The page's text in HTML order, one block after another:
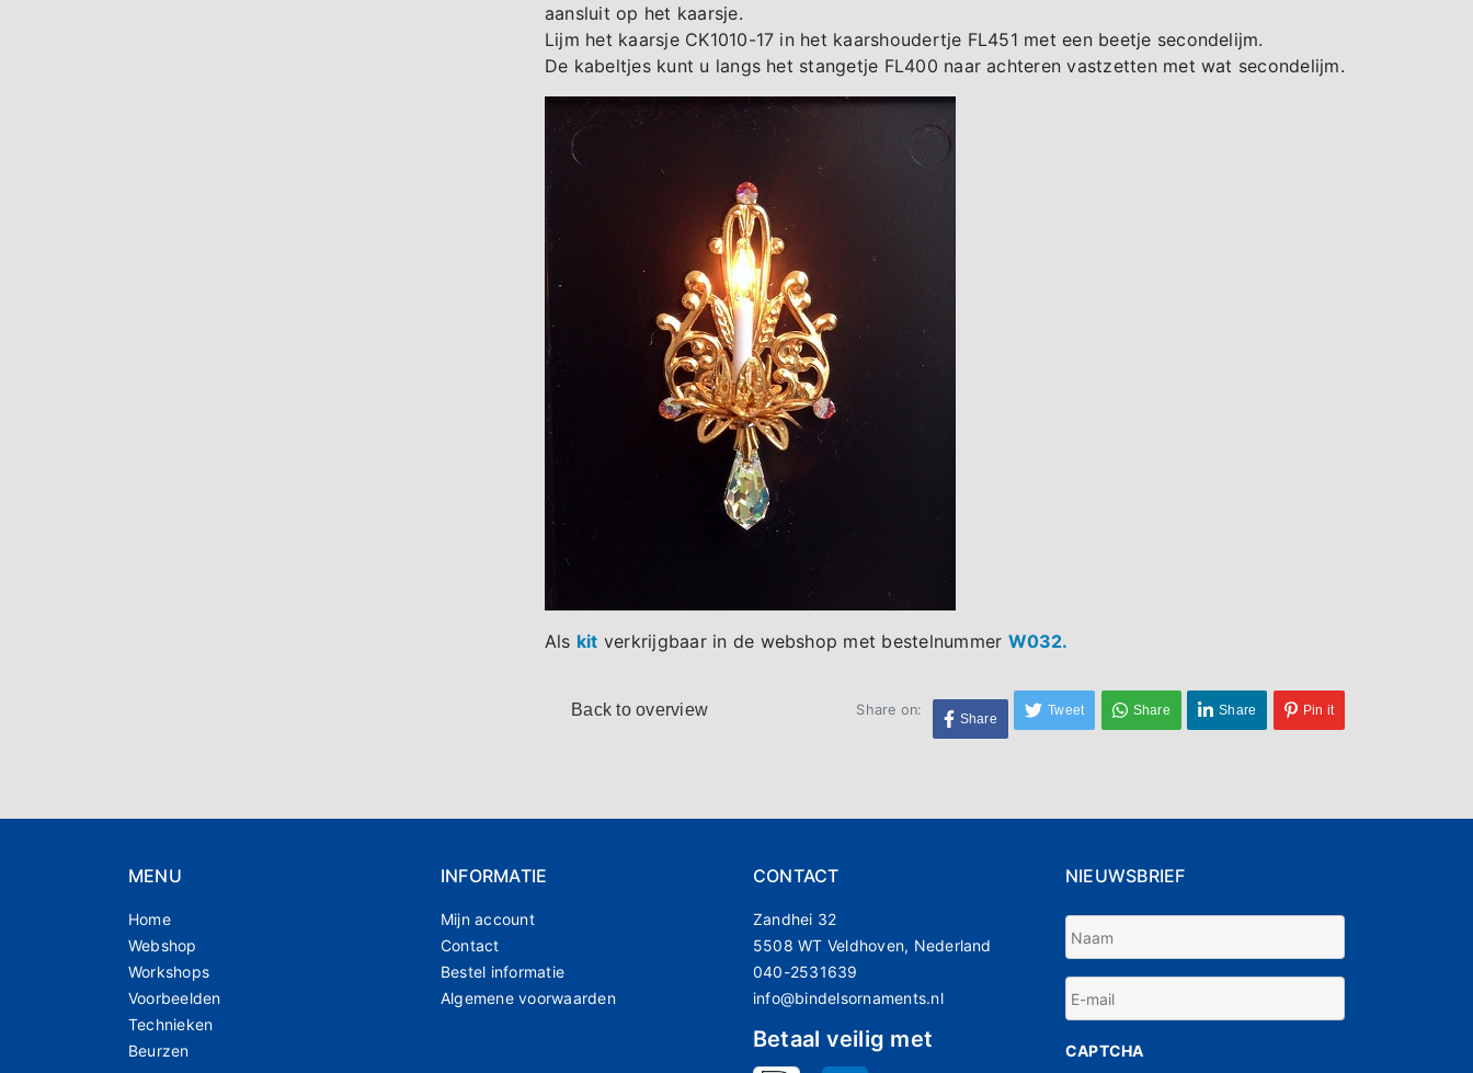
aansluit op het kaarsje.
Lijm het kaarsje CK1010-17 in het kaarshoudertje FL451 met een beetje secondelijm.
De kabeltjes kunt u langs het stangetje FL400 naar achteren vastzetten met wat secondelijm.
Als kit verkrijgbaar in de webshop met bestelnummer W032.
Back to overview Share on:
Share
Tweet Share Share Pin it
MENU
Home
Webshop
Workshops
Voorbeelden
Technieken
Beurzen
INFORMATIE
Mijn account
Contact
Bestel informatie
Algemene voorwaarden
CONTACT
Zandhei 32
5508 WT Veldhoven, Nederland
040-2531639
info@bindelsornaments.nl
Betaal veilig met
NIEUWSBRIEF
Naam
E-
mail *
CAPTCHA